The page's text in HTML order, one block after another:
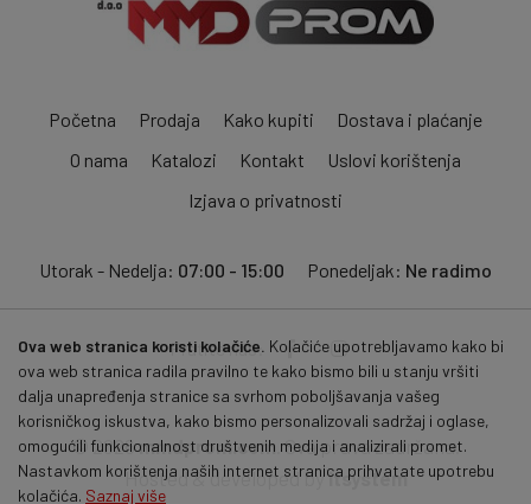
Početna Prodaja Kako kupiti
Dostava i plaćanje
O nama
Katalozi Kontakt
Uslovi korištenja
Izjava o privatnosti
Utorak - Nedelja: 07:00 - 15:00 Ponedeljak: Ne radimo
Pratite nas:
© 2026mmdprom.com . Sva prava zadržana.
Hosted & developed byitsystem
Ova web stranica koristi kolačiće. Kolačiće upotrebljavamo kako bi
ova web stranica radila pravilno te kako bismo bili u stanju vršiti
dalja unapređenja stranice sa svrhom poboljšavanja vašeg
korisničkog iskustva, kako bismo personalizovali sadržaj i oglase,
omogućili funkcionalnost društvenih medija i analizirali promet.
Nastavkom korištenja naših internet stranica prihvatate upotrebu
kolačića. Saznaj više